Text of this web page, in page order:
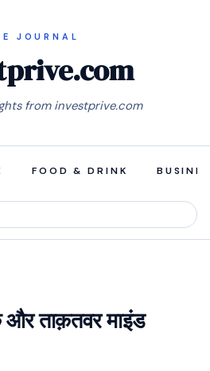
from investprive.com
FOOD & DRINK
ताक़तवर माइंड